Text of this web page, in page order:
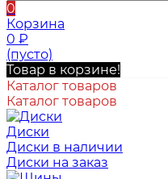
0
Корзина
0 ₽
(пусто)
Товар в корзине!
Каталог товаров
Каталог товаров
Диски
Диски в наличии
Диски на заказ